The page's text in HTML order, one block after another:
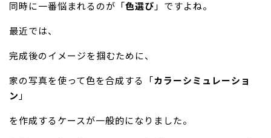
同時に一番悩まれるのが「色選び 」ですよね。
最近では、
完成後のイメージを掴むために、
家の写真を使って色を合成する「カラーシミュレーショ
ン 」
を作成するケースが一般的になりました。